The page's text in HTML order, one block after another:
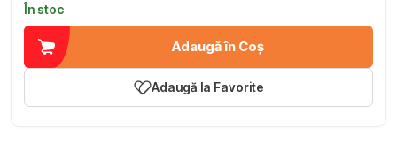
În stoc
Adaugă în Coș
Adaugă la Favorite